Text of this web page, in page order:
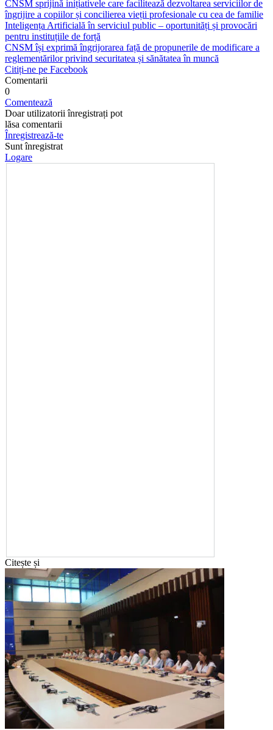
CNSM sprijină inițiativele care facilitează dezvoltarea serviciilor de
îngrijire a copiilor și concilierea vieții profesionale cu cea de familie
Inteligența Artificială în serviciul public – oportunități și provocări
pentru instituțiile de forță
CNSM își exprimă îngrijorarea față de propunerile de modificare a
reglementărilor privind securitatea și sănătatea în muncă
Citiți-ne pe Facebook
Comentarii
0
Comentează
Doar utilizatorii înregistrați pot
lăsa comentarii
Înregistrează-te
Sunt înregistrat
Logare
Citește și